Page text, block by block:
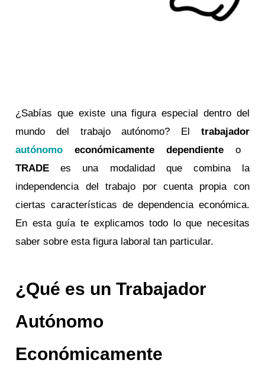
¿Sabías que existe una figura especial dentro del
mundo del trabajo autónomo? El trabajador
autónomo económicamente dependiente o
TRADE es una modalidad que combina la
independencia del trabajo por cuenta propia con
ciertas características de dependencia económica.
En esta guía te explicamos todo lo que necesitas
saber sobre esta figura laboral tan particular.
¿Qué es un Trabajador
Autónomo
Económicamente